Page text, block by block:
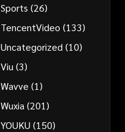
Sports (26)
TencentVideo (133)
Uncategorized (10)
Viu (3)
Wavve (1)
Wuxia (201)
YOUKU (150)